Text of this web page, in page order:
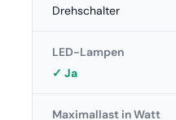
Drehschalter
LED-Lampen
✓ Ja
Maximallast in Watt